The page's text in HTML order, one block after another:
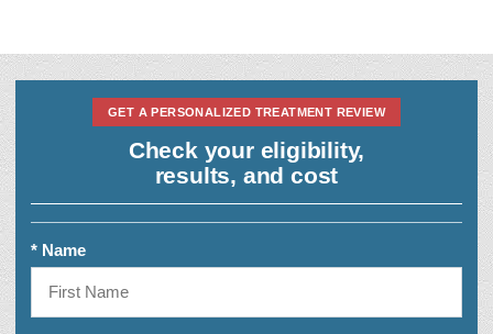
GET A PERSONALIZED TREATMENT REVIEW
Check your eligibility,
results, and cost
* Name